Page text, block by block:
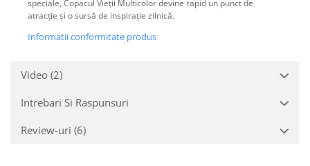
speciale, Copacul Vieții Multicolor devine rapid un punct de
atracție și o sursă de inspirație zilnică.
Informatii conformitate produs
Video (2)
Intrebari Si Raspunsuri
Review-uri (6)